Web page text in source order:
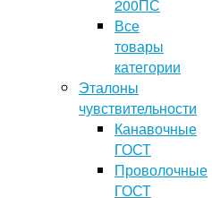
200ПС
Все
товары
категории
Эталоны
чувствительности
Канавочные
ГОСТ
Проволочные
ГОСТ